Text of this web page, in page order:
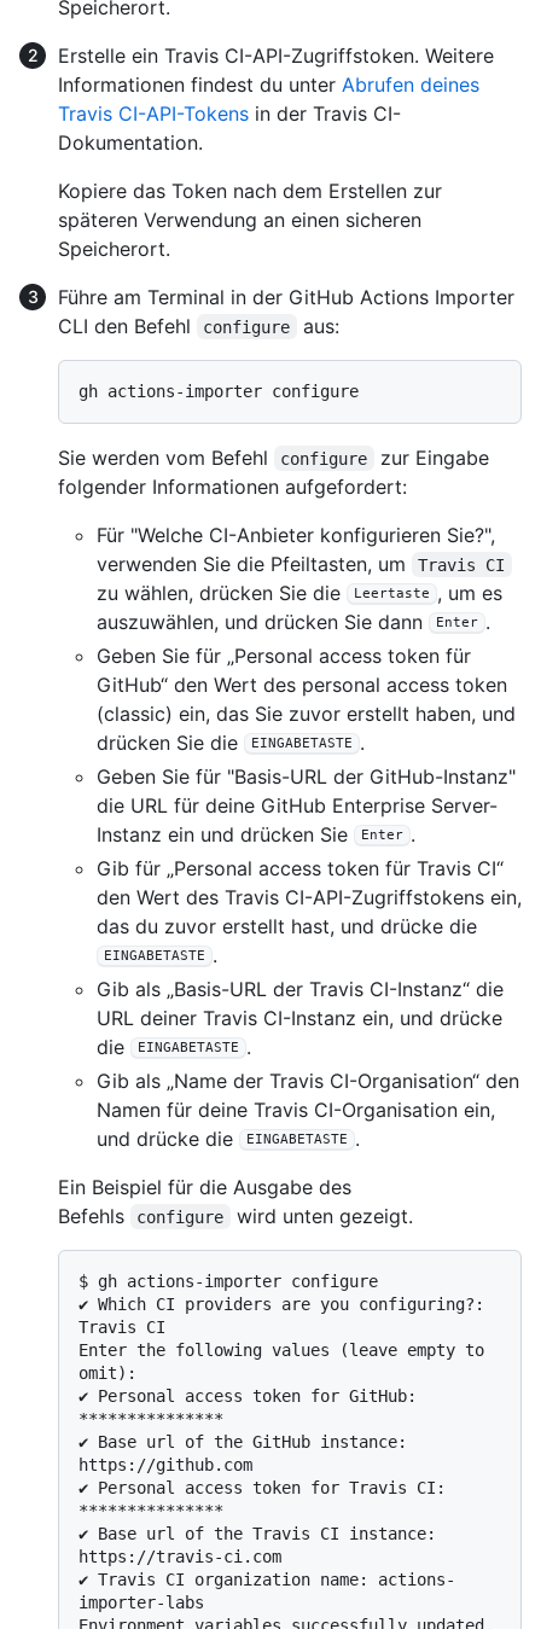
Speicherort.
Erstelle ein Travis CI-API-Zugriffstoken. Weitere
Informationen findest du unter Abrufen deines
Travis CI-API-Tokens in der Travis CI-
Dokumentation.
Kopiere das Token nach dem Erstellen zur
späteren Verwendung an einen sicheren
Speicherort.
Führe am Terminal in der GitHub Actions Importer
CLI den Befehl
configure aus:
Sie werden vom Befehl configure
zur Eingabe
folgender Informationen aufgefordert:
Für "Welche CI-Anbieter konfigurieren Sie?",
verwenden Sie die Pfeiltasten, um
Travis CI
zu wählen, drücken Sie die Leertaste
, um es
auszuwählen, und drücken Sie dann
Enter .
Geben Sie für „Personal access token für
GitHub“ den Wert des personal access token
(classic) ein, das Sie zuvor erstellt haben, und
drücken Sie die
EINGABETASTE
.
Geben Sie für "Basis-URL der GitHub-Instanz"
die URL für deine GitHub Enterprise Server-
Instanz ein und drücken Sie
Enter .
Gib für „Personal access token für Travis CI“
den Wert des Travis CI-API-Zugriffstokens ein,
das du zuvor erstellt hast, und drücke die
EINGABETASTE
.
Gib als „Basis-URL der Travis CI-Instanz“ die
URL deiner Travis CI-Instanz ein, und drücke
die
EINGABETASTE
.
Gib als „Name der Travis CI-Organisation“ den
Namen für deine Travis CI-Organisation ein,
und drücke die
EINGABETASTE
.
Ein Beispiel für die Ausgabe des
Befehls
configure wird unten gezeigt.
$ gh actions-importer configure
✔ Which CI providers are you configuring?:
Travis CI
Enter the following values (leave empty to
omit):
✔ Personal access token for GitHub:
***************
✔ Base url of the GitHub instance:
https://github.com
✔ Personal access token for Travis CI:
***************
✔ Base url of the Travis CI instance:
https://travis-ci.com
✔ Travis CI organization name: actions-
importer-labs